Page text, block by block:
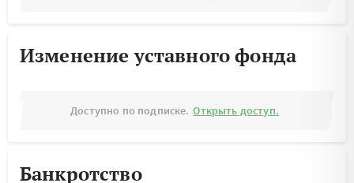
Изменение уставного фонда
Доступно по подписке. Открыть доступ.
Банкротство